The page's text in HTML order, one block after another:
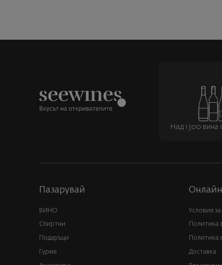
Над 1300 вина
Пазарувай
ВИНО
Спиртни
Подаръци
Гурме
Условия за
Политика
Политика
Доставка